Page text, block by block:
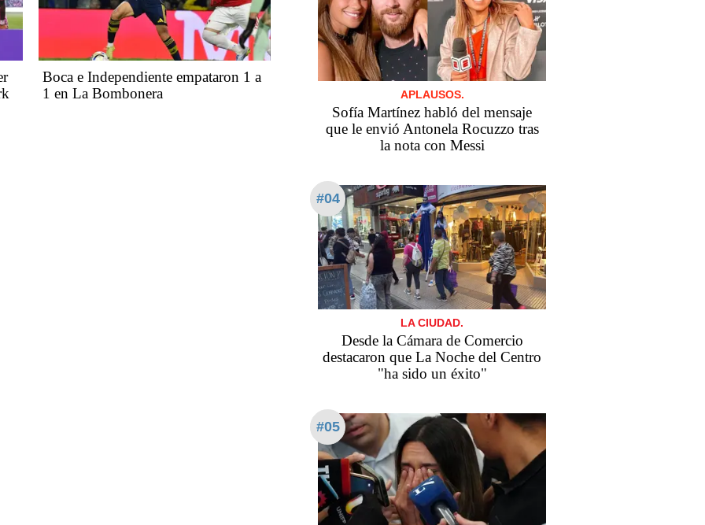
Boca e Independiente empataron 1 a
1 en La Bombonera
APLAUSOS.
Sofía Martínez habló del mensaje
que le envió Antonela Rocuzzo tras
la nota con Messi
#04
LA CIUDAD.
Desde la Cámara de Comercio
destacaron que La Noche del Centro
"ha sido un éxito"
#05